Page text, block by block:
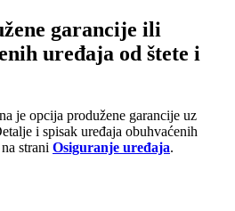
garancije ili
uređaja od štete i
je opcija produžene garancije uz
i spisak uređaja obuhvaćenih
strani Osiguranje uređaja.